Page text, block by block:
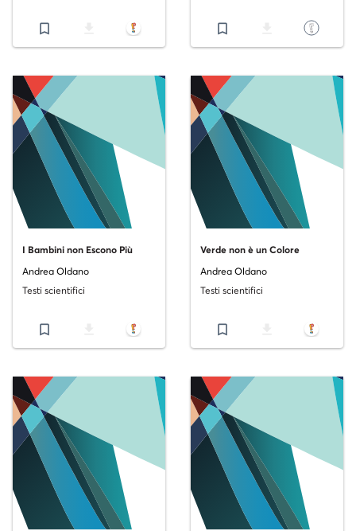
bookmark_border bookmark_border
I Bambini non Escono Più
Andrea Oldano
Testi scientifici
bookmark_border
Verde non è un Colore
Andrea Oldano
Testi scientifici
bookmark_border